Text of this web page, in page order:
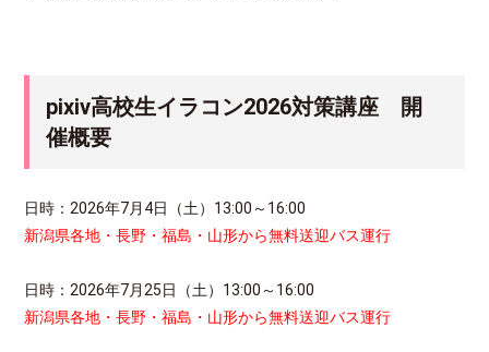
pixiv高校生イラコン2026対策講座 開
催概要
日時：2026年7月4日（土）13:00～16:00
新潟県各地・長野・福島・山形から無料送迎バス運行
日時：2026年7月25日（土）13:00～16:00
新潟県各地・長野・福島・山形から無料送迎バス運行